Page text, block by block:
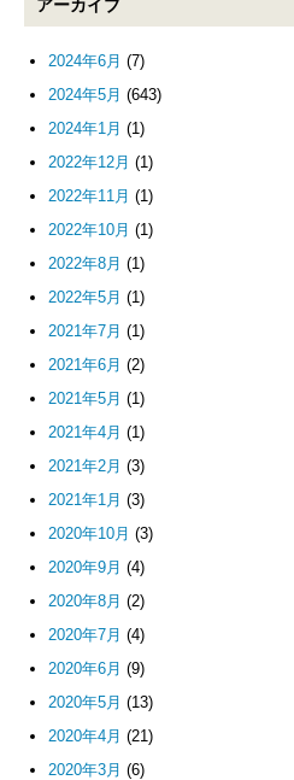
アーカイブ
2024年6月 (7)
2024年5月 (643)
2024年1月 (1)
2022年12月 (1)
2022年11月 (1)
2022年10月 (1)
2022年8月 (1)
2022年5月 (1)
2021年7月 (1)
2021年6月 (2)
2021年5月 (1)
2021年4月 (1)
2021年2月 (3)
2021年1月 (3)
2020年10月 (3)
2020年9月 (4)
2020年8月 (2)
2020年7月 (4)
2020年6月 (9)
2020年5月 (13)
2020年4月 (21)
2020年3月 (6)